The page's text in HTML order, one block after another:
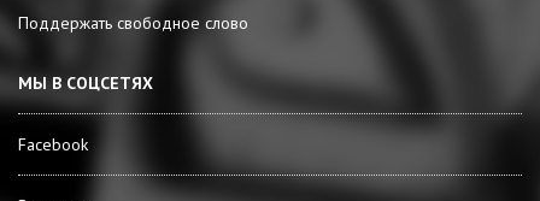
Поддержать свободное слово
МЫ В СОЦСЕТЯХ
Facebook